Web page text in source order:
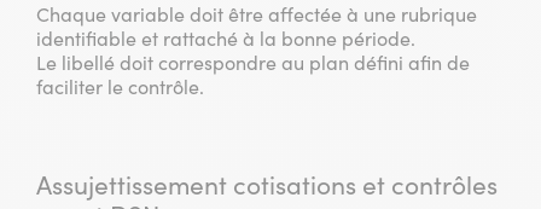
Chaque variable doit être affectée à une rubrique
identifiable et rattaché à la bonne période.
Le libellé doit correspondre au plan défini afin de
faciliter le contrôle.
Assujettissement cotisations et contrôles